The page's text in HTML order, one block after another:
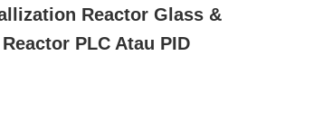
Reactor Glass &
PLC Atau PID